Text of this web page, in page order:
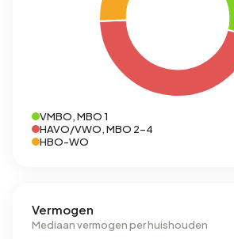
VMBO, MBO 1
HAVO/VWO, MBO 2-4
HBO-WO
Vermogen
Mediaan vermogen per huishouden